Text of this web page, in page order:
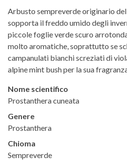
Arbusto sempreverde originario
sopporta il freddo umido degli
piccole foglie verde scuro
molto aromatiche, soprattutto se
campanulati bianchi screziati di
alpine mint bush per la sua
Nome scientifico
Prostanthera cuneata
Genere
Prostanthera
Chioma
Sempreverde